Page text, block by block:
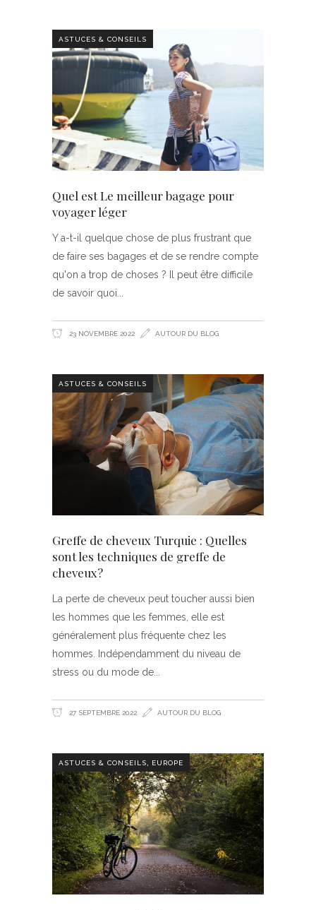
ASTUCES & CONSEILS
Quel est Le meilleur bagage pour
voyager léger
Y a-t-il quelque chose de plus frustrant que
de faire ses bagages et de se rendre compte
qu'on a trop de choses ? Il peut être difficile
de savoir quoi
23 NOVEMBRE 2022 AUTOUR DU BLOG
ASTUCES & CONSEILS
Greffe de cheveux Turquie : Quelles
sont les techniques de greffe de
cheveux?
La perte de cheveux peut toucher aussi bien
les hommes que les femmes, elle est
généralement plus fréquente chez les
hommes. Indépendamment du niveau de
stress ou du mode de
27 SEPTEMBRE 2022 AUTOUR DU BLOG
ASTUCES & CONSEILS EUROPE